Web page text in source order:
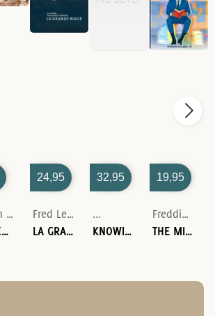
Jeroen den Harder
GEDICHTEN IN ROUW
24,95
Fred Leeman-Anne van Lienden
LA GRANDE BLEUE - SCHILDER VAN DE MÉDITERRANNÉE
32,95
...
KNOWING HIM BY HEART
19,95
Freddie Lee Golden
THE MILLION DOLLAR DREAM: FREDDIE'S ROAD TO $1M+ IN ACADEMIC SCHOLARSHIPS